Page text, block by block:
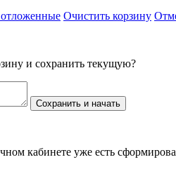
Очистить корзину
и сохранить текущую?
Сохранить и начать
кабинете уже есть